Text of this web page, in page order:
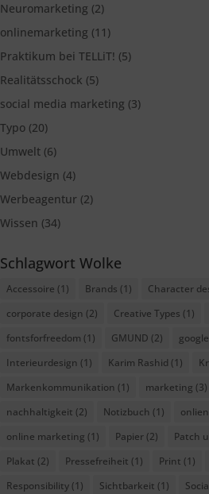
Neuromarketing (2)
onlinemarketing (11)
Praktikum bei TELLiT! (5)
Realitätsschock (5)
social media marketing (3)
Typo (20)
Umwelt (6)
Webdesign (4)
Werbeagentur (2)
Wissen (34)
Schlagwort Wolke
Accessoire (1) Brands (1) Character
corporate design (2) Creative Types (1)
fontsforfreedom (1) GMUND (2)
Interieurdesign (1) Karim Rashid (1)
Markenkommunikation (1) marketing (3)
nachhaltigkeit (2) Notizbuch (1)
online marketing (1) Papier (2) Patch
Plakat (2) Pressefreiheit (1) Print (1)
Responsibility (1) Sichtbarkeit (1)